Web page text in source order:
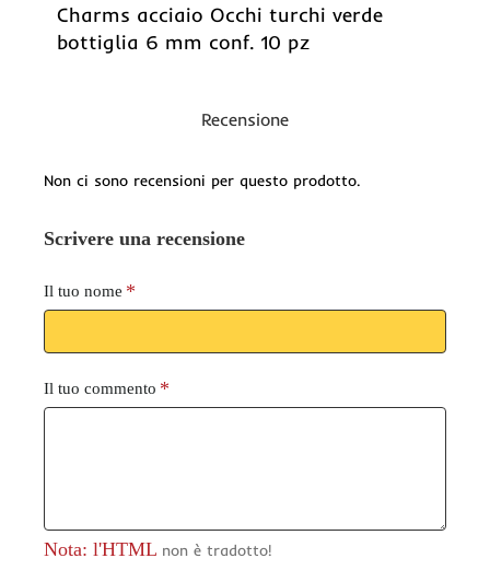
Charms acciaio Occhi turchi verde
bottiglia 6 mm conf. 10 pz
Recensione
Non ci sono recensioni per questo prodotto.
Scrivere una recensione
Il tuo nome
Il tuo commento
Nota: l'HTML non è tradotto!